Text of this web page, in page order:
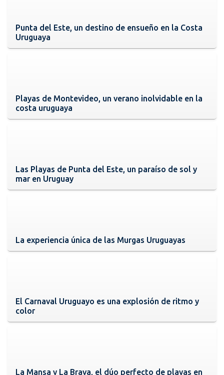
Punta del Este, un destino de ensueño en la Costa
Uruguaya
Playas de Montevideo, un verano inolvidable en la
costa uruguaya
Las Playas de Punta del Este, un paraíso de sol y
mar en Uruguay
La experiencia única de las Murgas Uruguayas
El Carnaval Uruguayo es una explosión de ritmo y
color
La Mansa y La Brava, el dúo perfecto de playas en